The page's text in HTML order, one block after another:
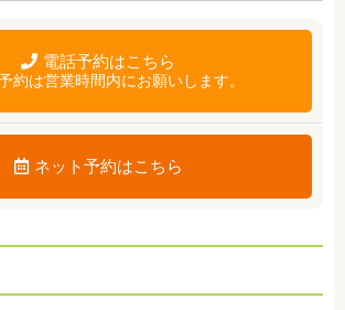
電話予約はこちら
約は営業時間内にお願いします。
ネット予約はこちら